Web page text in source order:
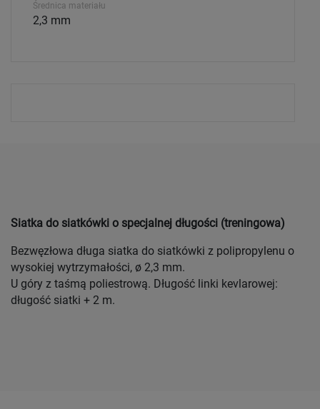
Średnica materiału
2,3 mm
Siatka do siatkówki o specjalnej długości (treningowa)
Bezwęzłowa długa siatka do siatkówki z polipropylenu o
wysokiej wytrzymałości, ø 2,3 mm.
U góry z taśmą poliestrową. Długość linki kevlarowej:
długość siatki + 2 m.